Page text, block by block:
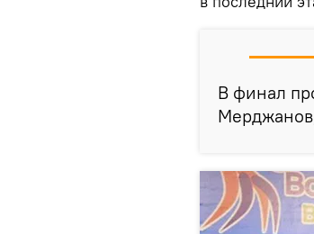
В финал